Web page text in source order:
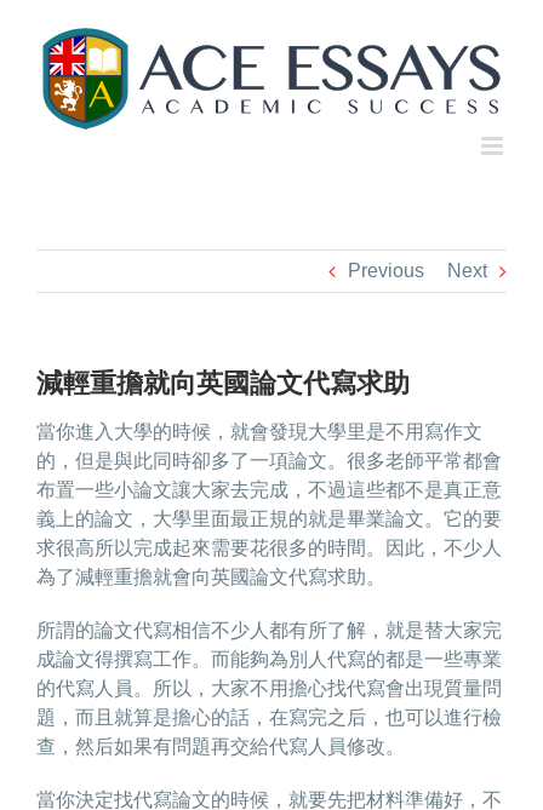
content
Previous Next
減輕重擔就向英國論文代寫求助
當你進入大學的時候，就會發現大學里是不用寫作文
的，但是與此同時卻多了一項論文。很多老師平常都會
布置一些小論文讓大家去完成，不過這些都不是真正意
義上的論文，大學里面最正規的就是畢業論文。它的要
求很高所以完成起來需要花很多的時間。因此，不少人
為了減輕重擔就會向英國論文代寫求助。
所謂的論文代寫相信不少人都有所了解，就是替大家完
成論文得撰寫工作。而能夠為別人代寫的都是一些專業
的代寫人員。所以，大家不用擔心找代寫會出現質量問
題，而且就算是擔心的話，在寫完之后，也可以進行檢
查，然后如果有問題再交給代寫人員修改。
當你決定找代寫論文的時候，就要先把材料準備好，不